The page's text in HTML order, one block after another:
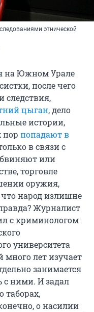
этнической
на Южном Урале
после чего
следствия,
цыган, дело
истории,
пор попадают в
в связи с
или
торговле
оружия,
что народ излишне
Журналист
с криминологом
университета
лет изучает
занимается
с ними. И задал
таборах,
о насилии